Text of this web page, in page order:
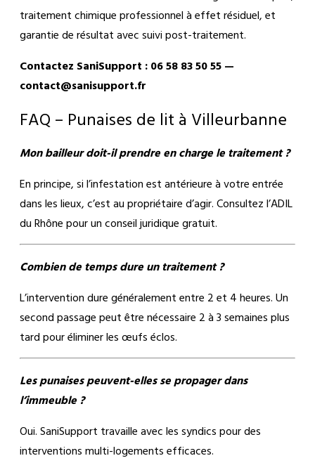
traitement chimique professionnel à effet résiduel, et
garantie de résultat avec suivi post-traitement.
Contactez SaniSupport : 06 58 83 50 55 —
contact@sanisupport.fr
FAQ – Punaises de lit à Villeurbanne
Mon bailleur doit-il prendre en charge le traitement ?
En principe, si l’infestation est antérieure à votre entrée
dans les lieux, c’est au propriétaire d’agir. Consultez l’ADIL
du Rhône pour un conseil juridique gratuit.
Combien de temps dure un traitement ?
L’intervention dure généralement entre 2 et 4 heures. Un
second passage peut être nécessaire 2 à 3 semaines plus
tard pour éliminer les œufs éclos.
Les punaises peuvent-elles se propager dans
l’immeuble ?
Oui. SaniSupport travaille avec les syndics pour des
interventions multi-logements efficaces.